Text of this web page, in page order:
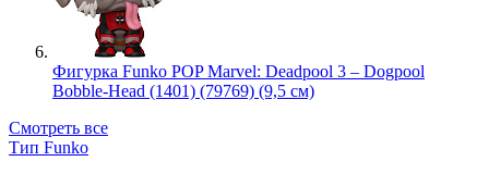
Фигурка Funko POP Marvel: Deadpool 3 – Dogpool
Bobble-Head (1401) (79769) (9,5 см)
Смотреть все
Тип Funko